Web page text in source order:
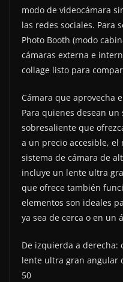
modo de videocámara
las redes sociales. Para
Photo Booth (modo
cámaras externa e
collage listo para
Cámara que aprovecha
Para quienes desean un
sobresaliente que
a un precio accesible, el
sistema de cámara de
incluye un lente ultra
que ofrece también
elementos son ideales
ya sea de cerca o en un
De izquierda a derecha:
lente ultra gran angular
50